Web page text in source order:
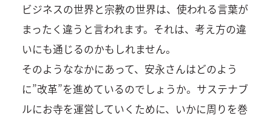
ビジネスの世界と宗教の世界は、使われる言葉が
まったく違うと言われます。それは、考え方の違
いにも通じるのかもしれません。
そのようななかにあって、安永さんはどのよう
に”改革”を進めているのでしょうか。サステナブ
ルにお寺を運営していくために、いかに周りを巻